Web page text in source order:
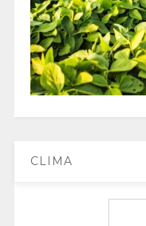
CLIMA